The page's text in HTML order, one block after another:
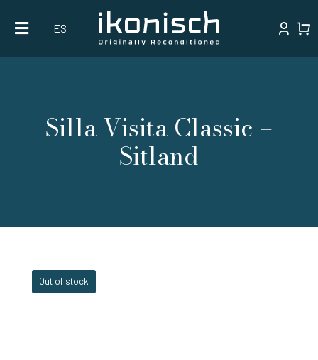
content
ES
Silla Visita Classic –
Sitland
Out of stock